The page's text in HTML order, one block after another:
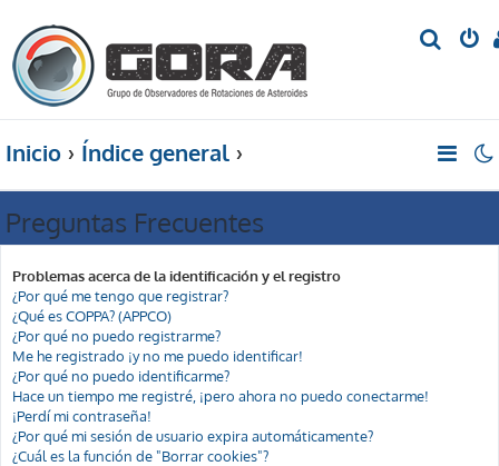
Inicio Índice general
Preguntas Frecuentes
Problemas acerca de la identificación y el registro
¿Por qué me tengo que registrar?
¿Qué es COPPA? (APPCO)
¿Por qué no puedo registrarme?
Me he registrado ¡y no me puedo identificar!
¿Por qué no puedo identificarme?
Hace un tiempo me registré, ¡pero ahora no puedo conectarme!
¡Perdí mi contraseña!
¿Por qué mi sesión de usuario expira automáticamente?
¿Cuál es la función de "Borrar cookies"?